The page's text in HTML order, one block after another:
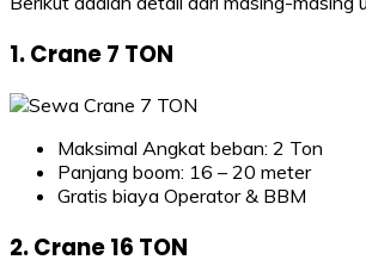
1. Crane 7 TON
Maksimal Angkat beban: 2 Ton
Panjang boom: 16 – 20 meter
Gratis biaya Operator & BBM
2. Crane 16 TON